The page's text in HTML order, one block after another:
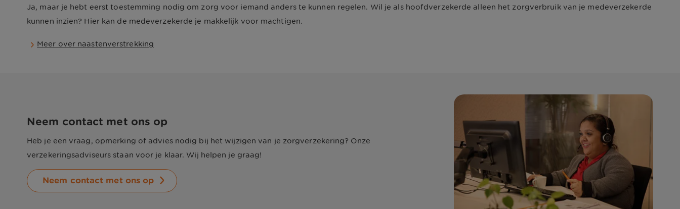
Ja, maar je hebt eerst toestemming nodig om zorg voor iemand anders te kunnen regelen. Wil je als hoofdverzekerde alleen het zorgverbruik van je medeverzekerde
kunnen inzien? Hier kan de medeverzekerde je makkelijk voor machtigen.
Meer over naastenverstrekking
Neem contact met ons op
Heb je een vraag, opmerking of advies nodig bij het wijzigen van je zorgverzekering? Onze
verzekeringsadviseurs staan voor je klaar. Wij helpen je graag!
Neem contact met ons op